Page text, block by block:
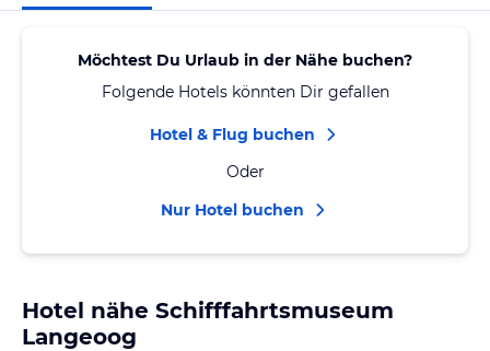
Möchtest Du Urlaub in der Nähe buchen?
Folgende Hotels könnten Dir gefallen
Hotel & Flug buchen
Oder
Nur Hotel buchen
Hotel nähe Schifffahrtsmuseum
Langeoog